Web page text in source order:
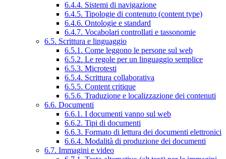
6.4.4. Sistemi di navigazione
6.4.5. Tipologie di contenuto (content type)
6.4.6. Ontologie e standard
6.4.7. Vocabolari controllati e tassonomie
6.5. Scrittura e linguaggio
6.5.1. Come leggono le persone sul web
6.5.2. Le regole per un linguaggio semplice
6.5.3. Microtesti
6.5.4. Scrittura collaborativa
6.5.5. Content critique
6.5.6. Traduzione e localizzazione dei contenuti
6.6. Documenti
6.6.1. I documenti vanno sul web
6.6.2. Tipi di documenti
6.6.3. Formato di lettura dei documenti elettronici
6.6.4. Modalità di produzione dei documenti
6.7. Immagini e video